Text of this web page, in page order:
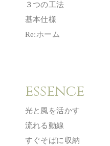
３つの工法
基本仕様
Re:ホーム
essence
光と風を活かす
流れる動線
すぐそばに収納